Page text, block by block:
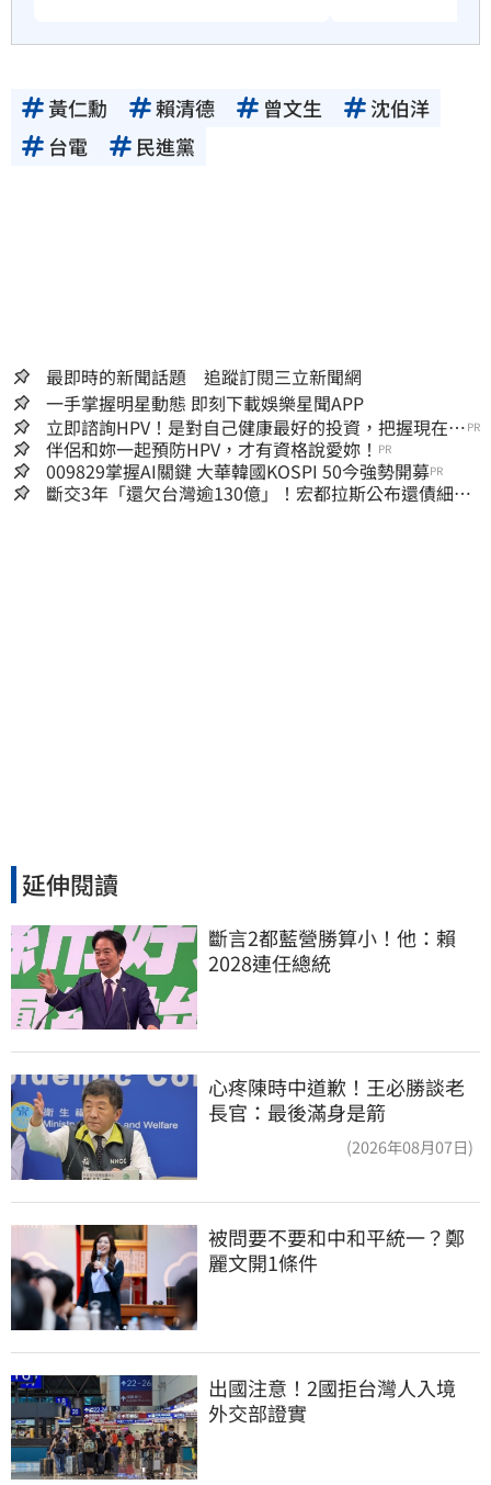
黃仁勳 賴清德 曾文生
沈伯洋
台電
民進黨
最即時的新聞話題 追蹤訂閱三立新聞網
一手掌握明星動態 即刻下載娛樂星聞APP
立即諮詢HPV！是對自己健康最好的投資，把握現在不
嫌晚！
PR
伴侶和妳一起預防HPV，才有資格說愛妳！ PR
009829掌握AI關鍵 大華韓國KOSPI 50今強勢開募PR
斷交3年「還欠台灣逾130億」！宏都拉斯公布還債細
延伸閱讀
斷言2都藍營勝算小！他：賴
2028連任總統
心疼陳時中道歉！王必勝談老
長官：最後滿身是箭
(2026年08月07日)
被問要不要和中和平統一？鄭
麗文開1條件
出國注意！2國拒台灣人入境
外交部證實